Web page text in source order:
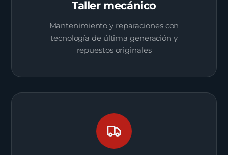
Taller mecánico
Mantenimiento y reparaciones con
tecnología de última generación y
repuestos originales